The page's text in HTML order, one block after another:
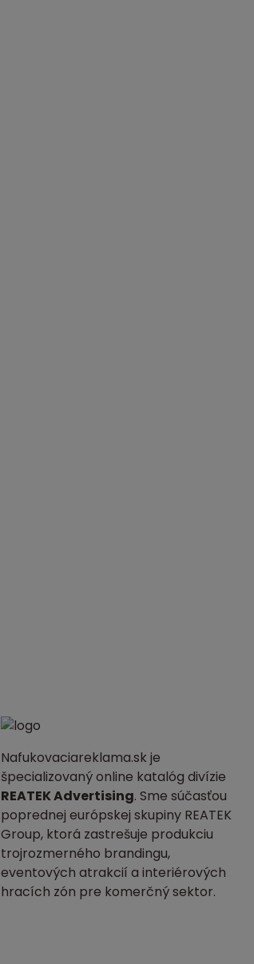
Nafukovaciareklama.sk je
špecializovaný online katalóg divízie
REATEK Advertising. Sme súčasťou
poprednej európskej skupiny REATEK
Group, ktorá zastrešuje produkciu
trojrozmerného brandingu,
eventových atrakcií a interiérových
hracích zón pre komerčný sektor.